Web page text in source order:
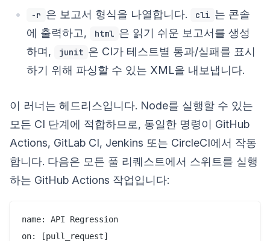
-r 은 보고서 형식을 나열합니다. cli 는 콘솔
에 출력하고,
html 은 읽기 쉬운 보고서를 생성
하며,
junit 은 CI가 테스트별 통과/실패를 표시
하기 위해 파싱할 수 있는 XML을 내보냅니다.
이 러너는 헤드리스입니다. Node를 실행할 수 있는
모든 CI 단계에 적합하므로, 동일한 명령이 GitHub
Actions, GitLab CI, Jenkins 또는 CircleCI에서 작동
합니다. 다음은 모든 풀 리퀘스트에서 스위트를 실행
하는 GitHub Actions 작업입니다:
name: API Regression
on: [pull_request]